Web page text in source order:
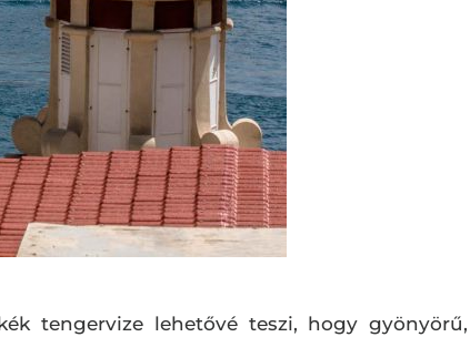
tengervize lehetővé teszi, hogy gyönyörű,